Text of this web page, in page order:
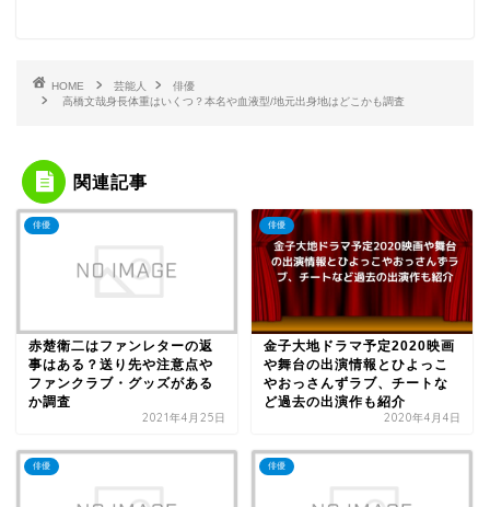
HOME 芸能人
俳優
高橋文哉身長体重はいくつ？本名や血液型/地元出身地はどこかも調査
関連記事
俳優
赤楚衛二はファンレターの返
事はある？送り先や注意点や
ファンクラブ・グッズがある
か調査
2021年4月25日
俳優
金子大地ドラマ予定2020映画
や舞台の出演情報とひよっこ
やおっさんずラブ、チートな
ど過去の出演作も紹介
2020年4月4日
俳優 俳優